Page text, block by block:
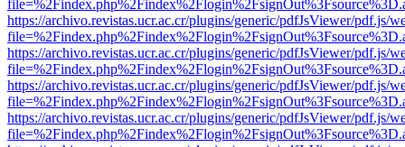
https://archivo.revistas.ucr.ac.cr/plugins/generic/pdfJsViewer/pdf.js/
https://archivo.revistas.ucr.ac.cr/plugins/generic/pdfJsViewer/pdf.js/
https://archivo.revistas.ucr.ac.cr/plugins/generic/pdfJsViewer/pdf.js/
https://archivo.revistas.ucr.ac.cr/plugins/generic/pdfJsViewer/pdf.js/